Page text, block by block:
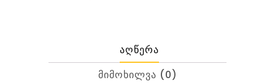
ᲐᲦᲬᲔᲠᲐ
ᲛᲘᲛᲝᲮᲘᲚᲕᲐ (0)